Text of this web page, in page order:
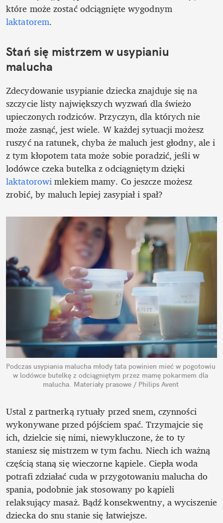
które może zostać odciągnięte wygodnym
laktatorem.
Stań się mistrzem w usypianiu
malucha
Zdecydowanie usypianie dziecka znajduje się na
szczycie listy największych wyzwań dla świeżo
upieczonych rodziców. Przyczyn, dla których nie
może zasnąć, jest wiele. W każdej sytuacji możesz
ruszyć na ratunek, chyba że maluch jest głodny, ale i
z tym kłopotem tata może sobie poradzić, jeśli w
laktatorowi mlekiem mamy. Co jeszcze możesz
zrobić, by maluch lepiej zasypiał i spał?
Podczas usypiania malucha młody tata powinien mieć w pogotowiu
w lodówce butelkę z odciągniętym przez mamę pokarmem dla
malucha. Materiały prasowe / Philips Avent
Ustal z partnerką rytuały przed snem, czynności
wykonywane przed pójściem spać. Trzymajcie się
ich, dzielcie się nimi, niewykluczone, że to ty
staniesz się mistrzem w tym fachu. Niech ich ważną
częścią staną się wieczorne kąpiele. Ciepła woda
potrafi zdziałać cuda w przygotowaniu malucha do
spania, podobnie jak stosowany po kąpieli
relaksujący masaż. Bądź konsekwentny, a wyciszenie
dziecka do snu stanie się łatwiejsze.